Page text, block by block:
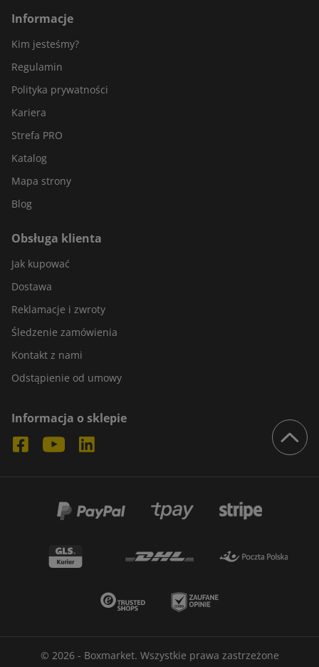
Informacje
Kim jesteśmy?
Regulamin
Polityka prywatności
Kariera
Strefa PRO
Katalog
Mapa strony
Blog
Obsługa klienta
Jak kupować
Dostawa
Reklamacje i zwroty
Śledzenie zamówienia
Kontakt z nami
Odstąpienie od umowy
Informacja o sklepie
© 2026 - Boxmarket. Wszystkie prawa zastrzeżone